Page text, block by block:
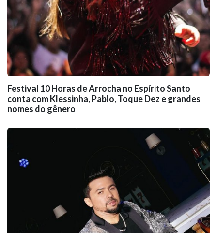
Festival 10 Horas de Arrocha no Espírito Santo
conta com Klessinha, Pablo, Toque Dez e grandes
nomes do gênero